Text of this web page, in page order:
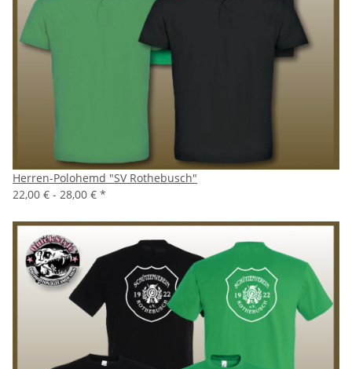
Herren-Polohemd "SV Rothebusch"
22,00 € - 28,00 € *